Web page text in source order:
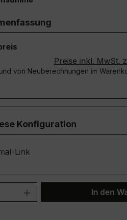
Preise inkl. MwSt.
von Neuberechnungen im
Konfiguration
Link
Anzahl: Gib denIn den